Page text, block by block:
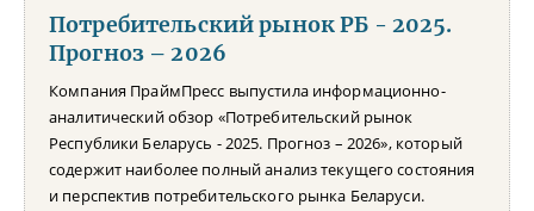
Потребительский рынок РБ - 2025.
Прогноз – 2026
Компания ПраймПресс выпустила информационно-
аналитический обзор «Потребительский рынок
Республики Беларусь - 2025. Прогноз – 2026», который
содержит наиболее полный анализ текущего состояния
и перспектив потребительского рынка Беларуси.